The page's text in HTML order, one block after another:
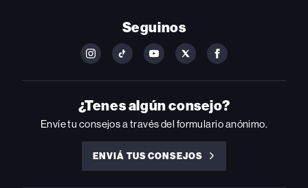
Seguinos
FOLLOW
ON
INSTAGRAM
FOLLOW
ON
YOUTUBE
FOLLOW
ON
YOUTUBE
FOLLOW
ON
FOLLOW
ON
FACEBOOK
¿Tenes algún consejo?
Envíe tu consejos a través del formulario anónimo.
ENVIÁ TUS CONSEJOS
ENVIÁ